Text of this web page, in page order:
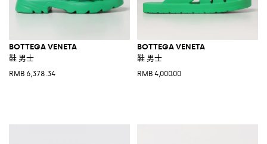
BOTTEGA VENETA
鞋 男士
RMB 6,378.34
BOTTEGA VENETA
鞋 男士
RMB 4,000.00